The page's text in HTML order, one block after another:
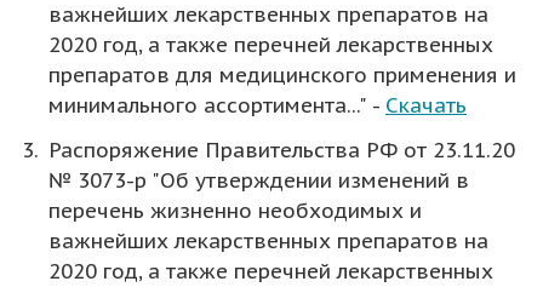
важнейших лекарственных препаратов на
2020 год, а также перечней лекарственных
препаратов для медицинского применения и
минимального ассортимента..." - Скачать
Распоряжение Правительства РФ от 23.11.20
№ 3073-р "Об утверждении изменений в
перечень жизненно необходимых и
важнейших лекарственных препаратов на
2020 год, а также перечней лекарственных